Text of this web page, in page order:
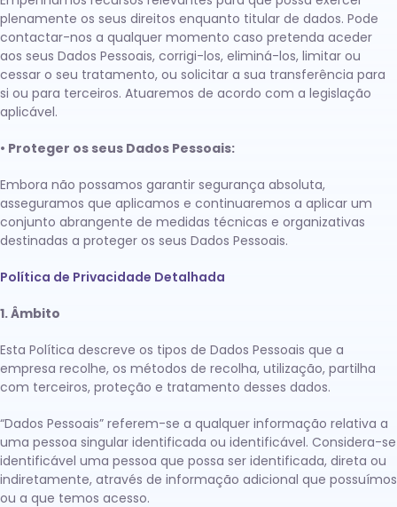
plenamente os seus direitos enquanto titular de dados. Pode
contactar-nos a qualquer momento caso pretenda aceder
aos seus Dados Pessoais, corrigi-los, eliminá-los, limitar ou
cessar o seu tratamento, ou solicitar a sua transferência para
si ou para terceiros. Atuaremos de acordo com a legislação
aplicável.
• Proteger os seus Dados Pessoais:
Embora não possamos garantir segurança absoluta,
asseguramos que aplicamos e continuaremos a aplicar um
conjunto abrangente de medidas técnicas e organizativas
destinadas a proteger os seus Dados Pessoais.
Política de Privacidade Detalhada
1. Âmbito
Esta Política descreve os tipos de Dados Pessoais que a
empresa recolhe, os métodos de recolha, utilização, partilha
com terceiros, proteção e tratamento desses dados.
“Dados Pessoais” referem-se a qualquer informação relativa a
uma pessoa singular identificada ou identificável. Considera-se
identificável uma pessoa que possa ser identificada, direta ou
indiretamente, através de informação adicional que possuímos
ou a que temos acesso.